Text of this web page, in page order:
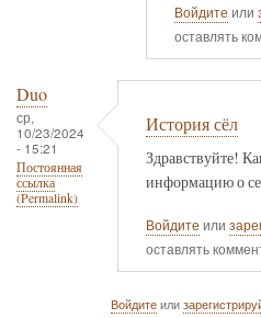
Войдите или
оставлять
Duo
ср,
10/23/2024
- 15:21
Постоянная
ссылка
(Permalink)
История сёл
Здравствуйте!
информацию о
Войдите или
оставлять
Войдитеили